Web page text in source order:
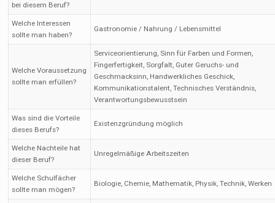
bei diesem Beruf?
Welche Interessen
sollte man haben?
Gastronomie / Nahrung / Lebensmittel
Welche Voraussetzung
sollte man erfüllen?
Serviceorientierung, Sinn für Farben und Formen,
Fingerfertigkeit, Sorgfalt, Guter Geruchs- und
Geschmacksinn, Handwerkliches Geschick,
Kommunikationstalent, Technisches Verständnis,
Verantwortungsbewusstsein
Was sind die Vorteile
dieses Berufs?
Existenzgründung möglich
Welche Nachteile hat
dieser Beruf?
Unregelmäßige Arbeitszeiten
Welche Schulfächer
sollte man mögen?
Biologie, Chemie, Mathematik, Physik, Technik, Werken